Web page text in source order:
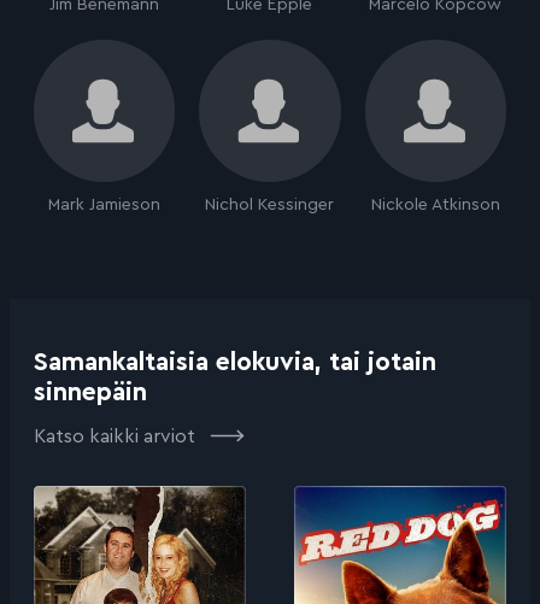
Jim Benemann Luke Epple Marcelo Kopcow
Mark Jamieson Nichol Kessinger Nickole Atkinson
Samankaltaisia elokuvia, tai jotain
sinnepäin
Katso kaikki arviot